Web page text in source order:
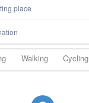
Walking Cycling